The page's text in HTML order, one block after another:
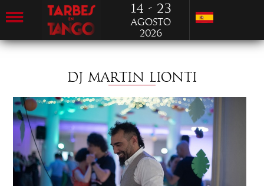
14 - 23
Agosto
2026
DJ MARTIN LIONTI